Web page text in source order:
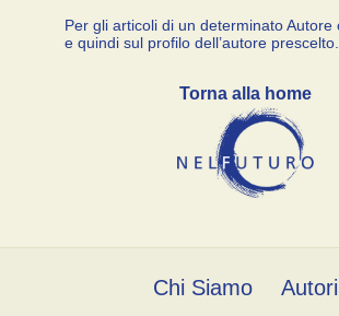
Per gli articoli di un determinato Autore
e quindi sul profilo dell’autore prescelto.
Torna alla home
Chi Siamo Autori